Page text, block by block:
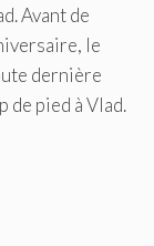
Avant de
le
dernière
de pied à Vlad.